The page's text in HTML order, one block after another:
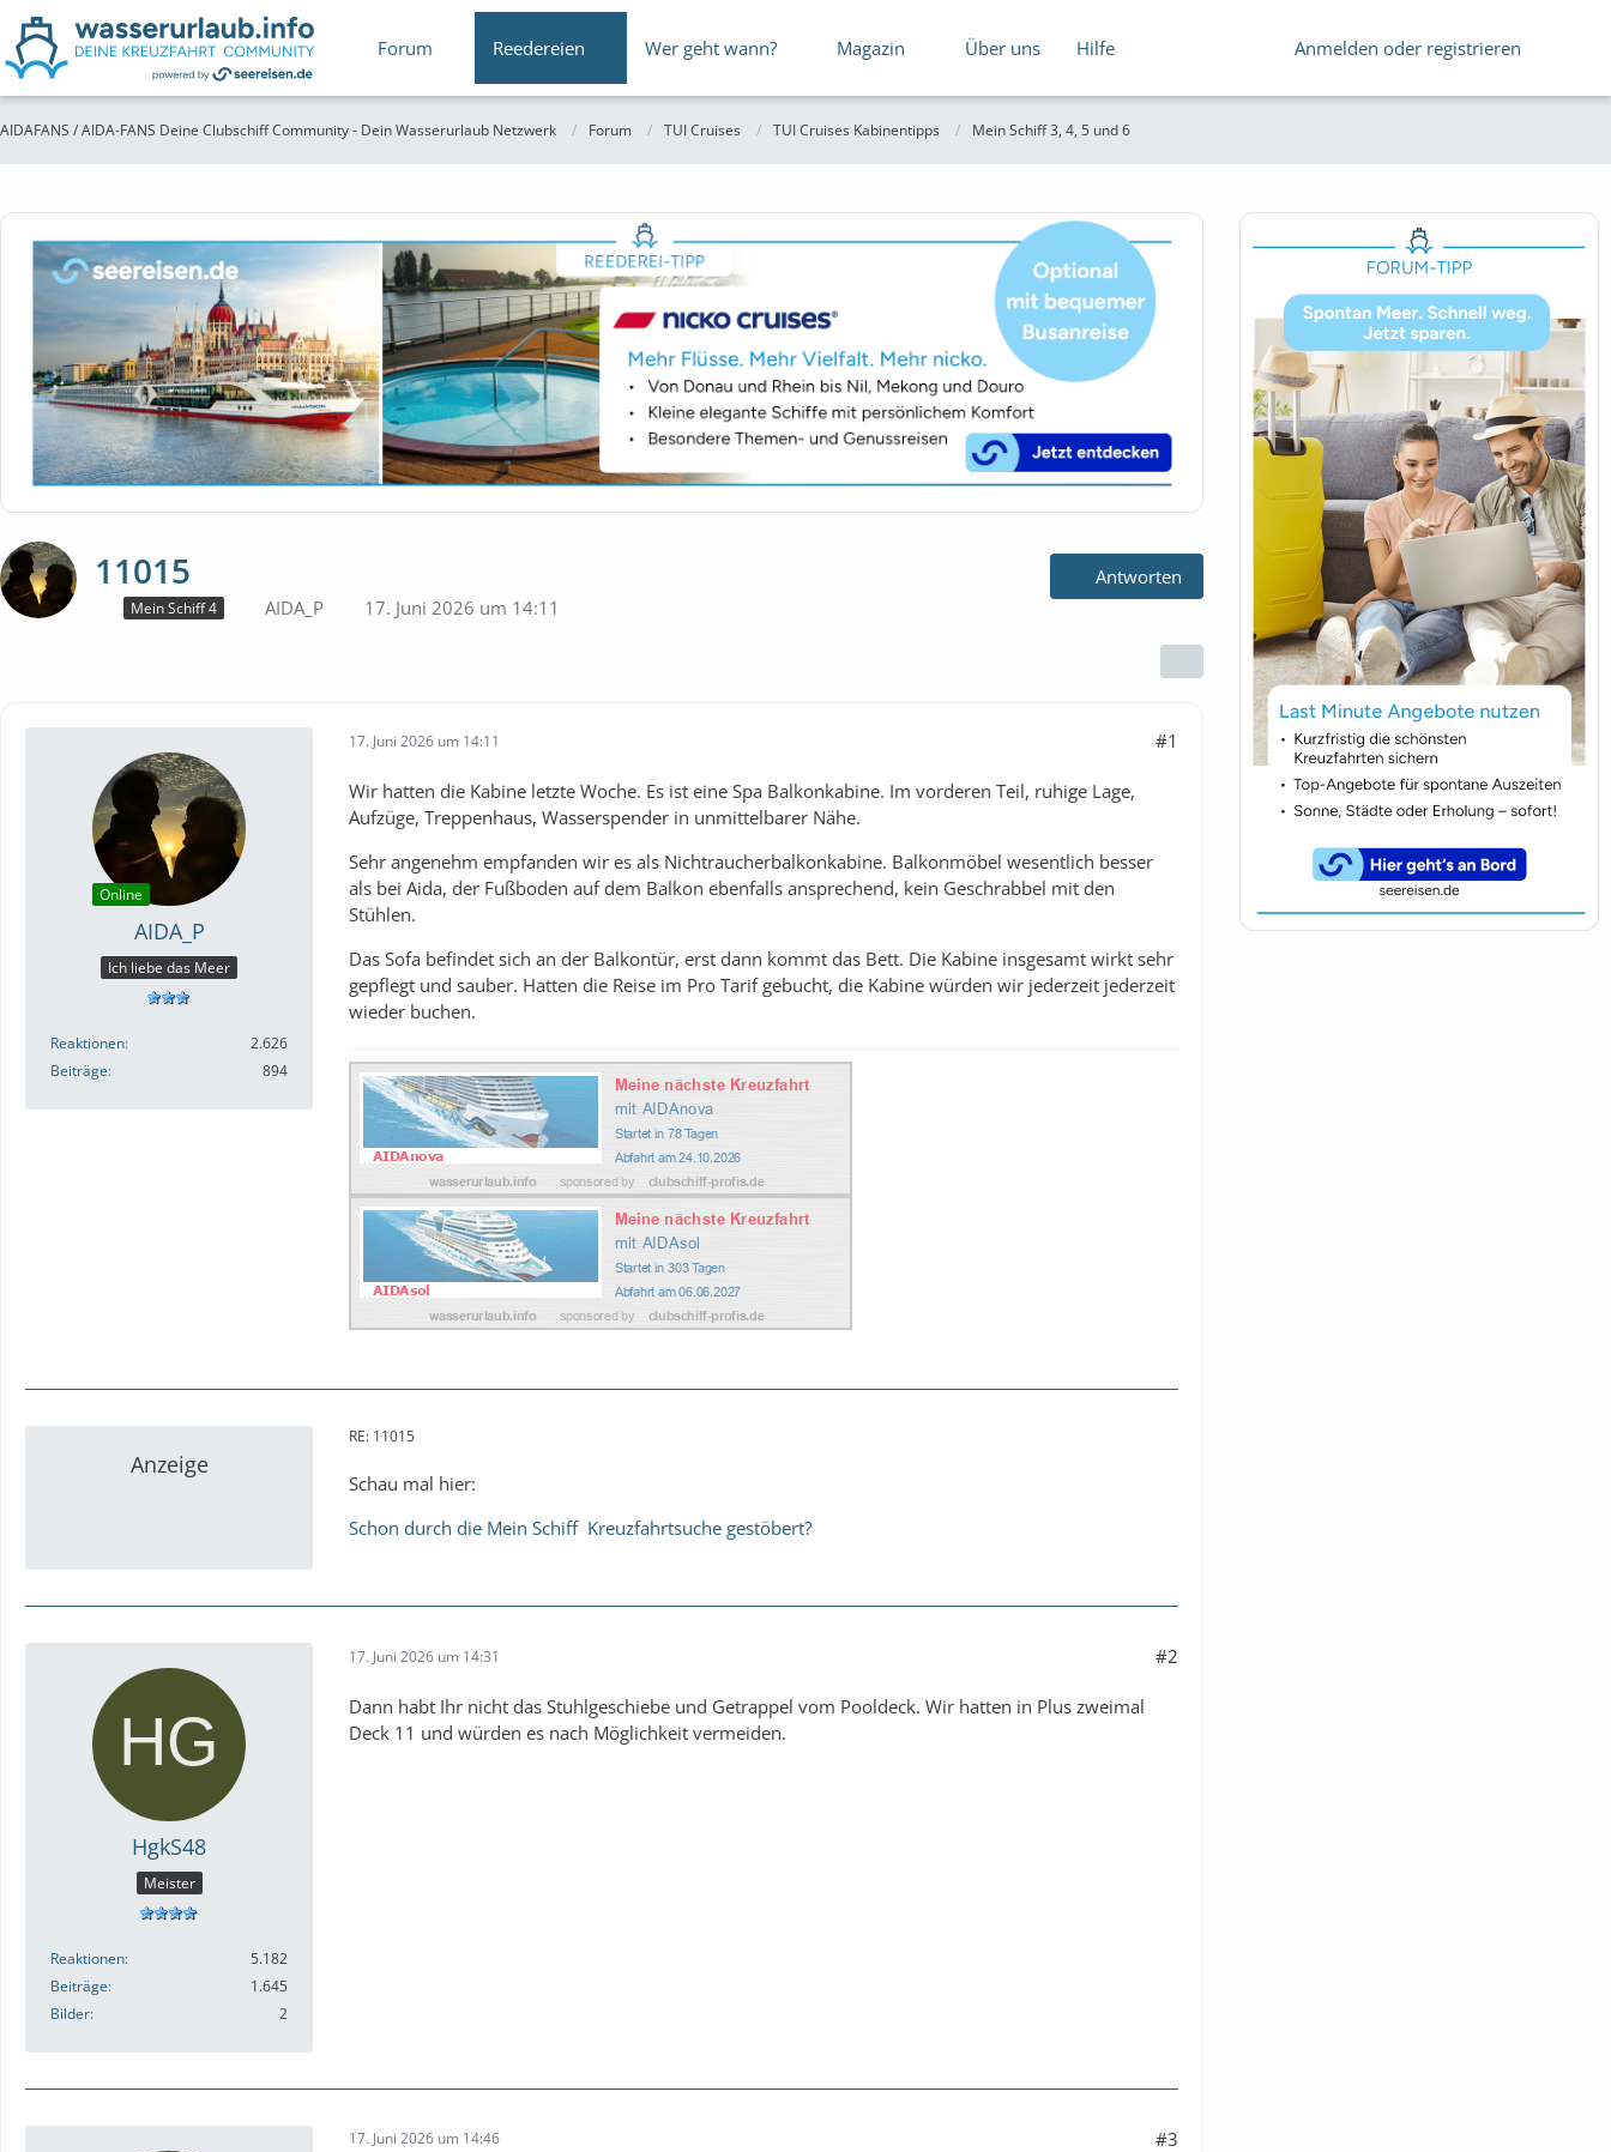
Forum Reedereien Wer geht wann? Magazin Über uns Hilfe Anmelden oder registrieren
AIDAFANS / AIDA-FANS Deine Clubschiff Community - Dein Wasserurlaub Netzwerk Forum TUI Cruises TUI Cruises Kabinentipps Mein Schiff 3, 4, 5 und 6
11015
Mein Schiff 4 AIDA_P 17. Juni 2026 um 14:11
Antworten
Online
AIDA_P
Ich liebe das Meer
Reaktionen
2.626
Beiträge
894
17. Juni 2026 um 14:11 #1
Wir hatten die Kabine letzte Woche. Es ist eine Spa Balkonkabine. Im vorderen Teil, ruhige Lage,
Aufzüge, Treppenhaus, Wasserspender in unmittelbarer Nähe.
Sehr angenehm empfanden wir es als Nichtraucherbalkonkabine. Balkonmöbel wesentlich besser
als bei Aida, der Fußboden auf dem Balkon ebenfalls ansprechend, kein Geschrabbel mit den
Stühlen.
Das Sofa befindet sich an der Balkontür, erst dann kommt das Bett. Die Kabine insgesamt wirkt sehr
gepflegt und sauber. Hatten die Reise im Pro Tarif gebucht, die Kabine würden wir jederzeit jederzeit
wieder buchen.
Anzeige
RE: 11015
Schau mal hier:
Schon durch die Mein Schiff Kreuzfahrtsuche gestöbert?
HgkS48
Meister
Reaktionen
5.182
Beiträge
1.645
Bilder
2
17. Juni 2026 um 14:31 #2
Dann habt Ihr nicht das Stuhlgeschiebe und Getrappel vom Pooldeck. Wir hatten in Plus zweimal
Deck 11 und würden es nach Möglichkeit vermeiden.
17. Juni 2026 um 14:46 #3